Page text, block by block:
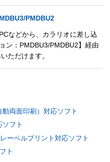
PMDBU2
などから、カラリオに差し込
ン：PMDBU3/PMDBU2】経由
ただけます。
両面印刷）対応ソフト
フト
ーベルプリント対応ソフト
ト